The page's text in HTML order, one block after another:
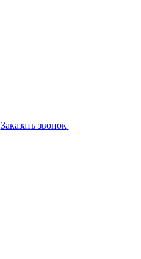
Заказать звонок